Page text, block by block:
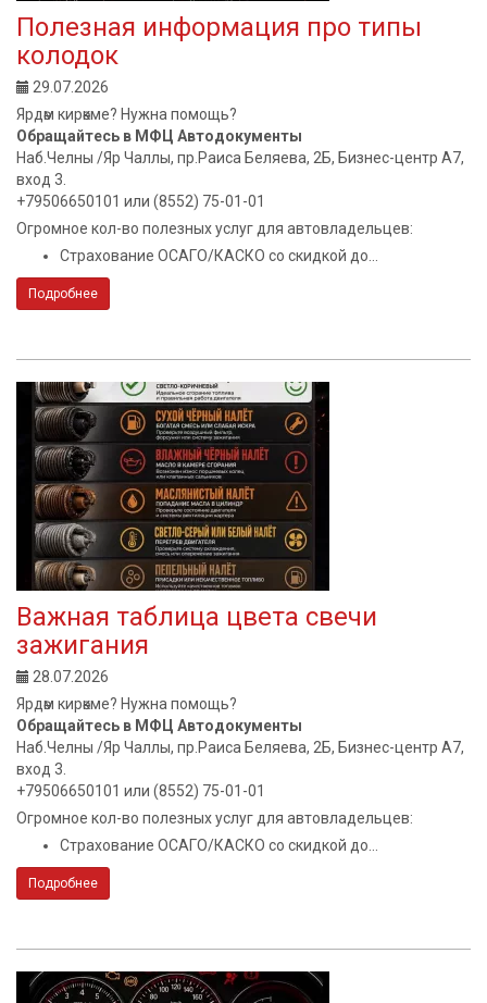
Полезная информация про типы
колодок
29.07.2026
Ярдәм кирәкме? Нужна помощь?
Обращайтесь в МФЦ Автодокументы
Наб.Челны /Яр Чаллы, пр.Раиса Беляева, 2Б, Бизнес-центр А7,
вход 3.
+79506650101 или (8552) 75-01-01
Огромное кол-во полезных услуг для автовладельцев:
Страхование ОСАГО/КАСКО со скидкой до...
Подробнее
Важная таблица цвета свечи
зажигания
28.07.2026
Ярдәм кирәкме? Нужна помощь?
Обращайтесь в МФЦ Автодокументы
Наб.Челны /Яр Чаллы, пр.Раиса Беляева, 2Б, Бизнес-центр А7,
вход 3.
+79506650101 или (8552) 75-01-01
Огромное кол-во полезных услуг для автовладельцев:
Страхование ОСАГО/КАСКО со скидкой до...
Подробнее